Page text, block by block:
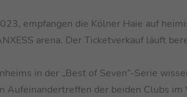
empfangen die Kölner Haie auf
arena. Der Ticketverkauf läuft
in der „Best of Seven“-Serie
Aufeinandertreffen der beiden Clubs